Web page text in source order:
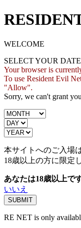
WELCOME
SELECT YOUR
Your browser is
To use Resident Evil
"Allow".
Sorry, we can't grant
本サイトへのご入場は
18歳以上の方に限定
あなたは18歳以上で
いいえ
RE NET is only